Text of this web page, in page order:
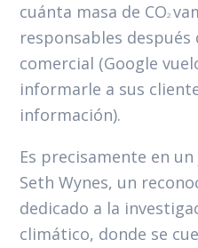
cuánta masa de CO2
responsables después
comercial (Google
informarle a sus
información).
Es precisamente en un
Seth Wynes, un
dedicado a la
climático, donde se